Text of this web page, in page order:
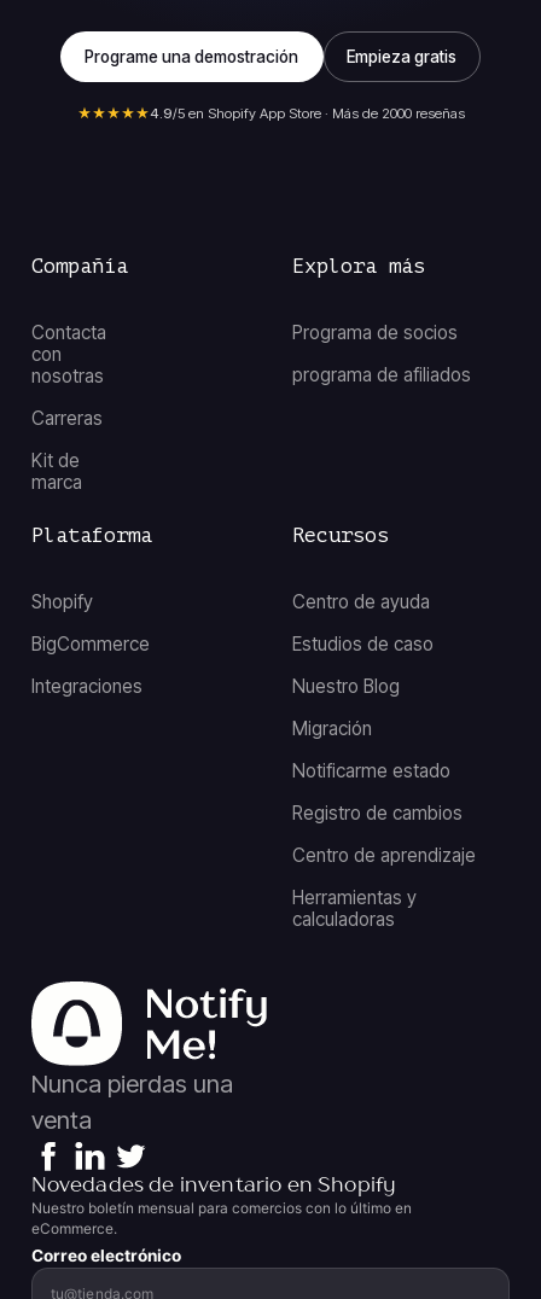
Programe una demostración Empieza gratis
★★★★★4.9/5 en Shopify App Store · Más de 2000 reseñas
Compañía
Contacta
con
nosotras
Carreras
Kit de
marca
Recursos
Centro de ayuda
Estudios de caso
Nuestro Blog
Migración
Notificarme estado
Registro de cambios
Centro de aprendizaje
Herramientas y
calculadoras
Explora más
Programa de socios
programa de afiliados
Plataforma
Shopify
BigCommerce
Integraciones
Nunca pierdas una
venta
Novedades de inventario en Shopify
Nuestro boletín mensual para comercios con lo último en
eCommerce.
Correo electrónico